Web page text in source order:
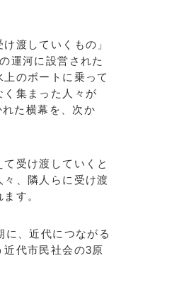
渡していくもの」
運河に設営された
のボートに乗って
集まった人々が
た横幕を、次か
受け渡していくと
、隣人らに受け渡
す。
、近代につながる
代市民社会の3原